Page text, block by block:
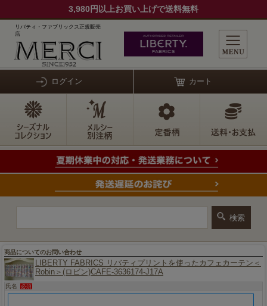
3,980円以上お買い上げで送料無料
リバティ・ファブリックス正規販売
店
ログイン カート
商品についてのお問い合わせ
LIBERTY FABRICS リバティプリントを使ったカフェカーテン＜
Robin＞(ロビン)CAFE-3636174-J17A
氏名 必須